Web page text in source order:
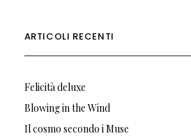
ARTICOLI RECENTI
Felicità deluxe
Blowing in the Wind
Il cosmo secondo i Muse